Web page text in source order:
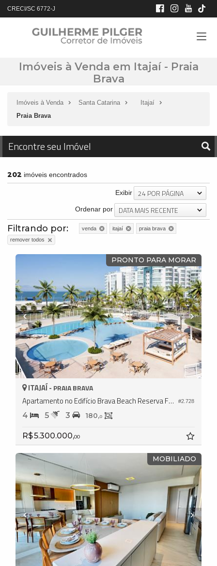
CRECI/SC 6772-J
Imóveis à Venda em Itajaí - Praia
Brava
Imóveis à Venda Santa Catarina
Itajaí
Praia Brava
Encontre seu Imóvel
202 imóveis encontrados
Exibir 24 POR PÁGINA
Ordenar por DATA MAIS RECENTE
Filtrando por: venda itajaí
praia brava
remover todos
PRONTO PARA MORAR
#2.728
ITAJAÍ - PRAIA BRAVA
Apartamento no Edifício Brava Beach Reserva Figueira
4 5 3 180,0
R$ 5.300.000,00
MOBILIADO